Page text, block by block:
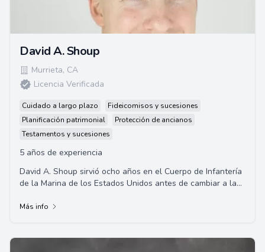
David A. Shoup
Murrieta, CA
Licencia Verificada
Cuidado a largo plazo
Fideicomisos y sucesiones
Planificación patrimonial
Protección de ancianos
Testamentos y sucesiones
5 años de experiencia
David A. Shoup sirvió ocho años en el Cuerpo de Infantería
de la Marina de los Estados Unidos antes de cambiar a la
Más info